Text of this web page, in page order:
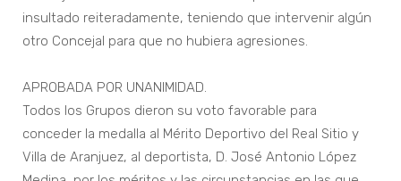
insultado reiteradamente, teniendo que intervenir algún
otro Concejal para que no hubiera agresiones.
APROBADA POR UNANIMIDAD.
Todos los Grupos dieron su voto favorable para
conceder la medalla al Mérito Deportivo del Real Sitio y
Villa de Aranjuez, al deportista, D. José Antonio López